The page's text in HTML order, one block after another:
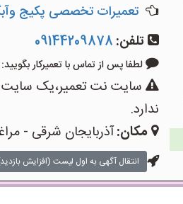
تعمیرات تخصصی پکیج
تلفن: 09144209878
لطفا پس از تماس با تعمیرکار بگویید:
سایت نت تعمیر،یک سایت
ندارد.
مکان:آذربایجان شرقی -
انتقال آگهی به اول لیست (افزایش